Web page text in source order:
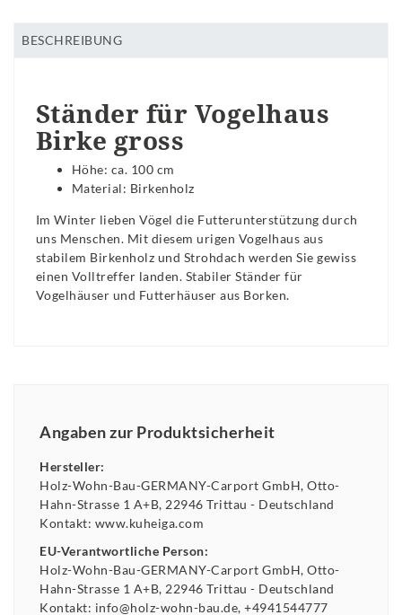
BESCHREIBUNG
Ständer für Vogelhaus
Birke gross
Höhe: ca. 100 cm
Material: Birkenholz
Im Winter lieben Vögel die Futterunterstützung durch
uns Menschen. Mit diesem urigen Vogelhaus aus
stabilem Birkenholz und Strohdach werden Sie gewiss
einen Volltreffer landen. Stabiler Ständer für
Vogelhäuser und Futterhäuser aus Borken.
Angaben zur Produktsicherheit
Hersteller:
Holz-Wohn-Bau-GERMANY-Carport GmbH Otto-
Hahn-Strasse 1 A+B 22946 Trittau
Deutschland
Kontakt: www.kuheiga.com
EU-Verantwortliche Person:
Holz-Wohn-Bau-GERMANY-Carport GmbH Otto-
Hahn-Strasse 1 A+B 22946 Trittau
Deutschland
Kontakt: info@holz-wohn-bau.de +4941544777